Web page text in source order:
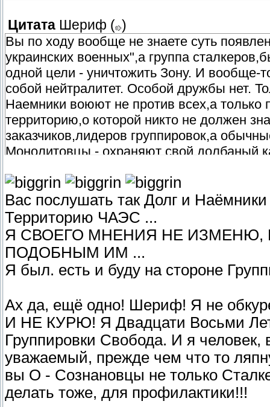
Цитата Шериф ( )
Вы по ходу вообще не знаете суть
украинских военных",а группа
одной цели - уничтожить Зону. И
собой нейтралитет. Особой дружбы нет.
Наемники воюют не против всех,а
территорию,о которой никто не должен
заказчиков,лидеров группировок,а
Монолитовцы - охраняют свой долбаный
"обработки" мозгов. Сумашедшие
Добавлено (13.01.2015, 11:05)
---------------------------------------------
Фразы и цитаты пользователя Dаmien
Хочу быть обкуренным анархистом! Хочу
из Зоны,чтобы они пожрали все живое на
Вас послушать так Долг и
Территорию ЧАЭС ...
Я СВОЕГО МНЕНИЯ НЕ ИЗМЕНЮ,
ПОДОБНЫМ ИМ ...
Я был. есть и буду на стороне
Ах да, ещё одно! Шериф! Я не
И НЕ КУРЮ! Я Двадцати Восьми
Группировки Свобода. И я
уважаемый, прежде чем что то
вы О - Сознановцы не только
делать тоже, для профилактики!!!